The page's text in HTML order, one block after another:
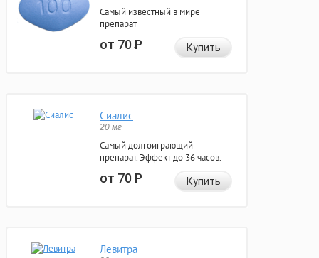
Самый известный в мире
препарат
от 70Р Купить
Сиалис
20 мг
Самый долгоиграющий
препарат. Эффект до 36 часов.
от 70Р Купить
Левитра